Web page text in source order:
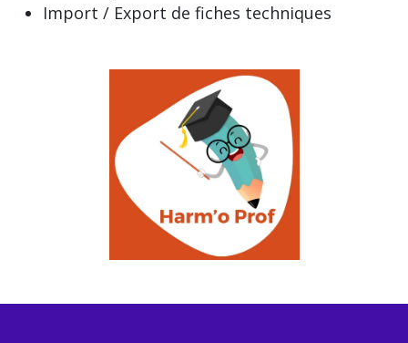
Import / Export de fiches techniques